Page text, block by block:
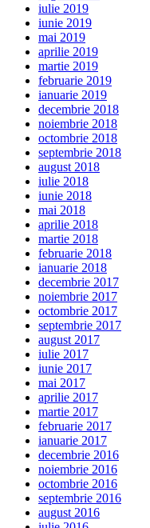
iulie 2019
iunie 2019
mai 2019
aprilie 2019
martie 2019
februarie 2019
ianuarie 2019
decembrie 2018
noiembrie 2018
octombrie 2018
septembrie 2018
august 2018
iulie 2018
iunie 2018
mai 2018
aprilie 2018
martie 2018
februarie 2018
ianuarie 2018
decembrie 2017
noiembrie 2017
octombrie 2017
septembrie 2017
august 2017
iulie 2017
iunie 2017
mai 2017
aprilie 2017
martie 2017
februarie 2017
ianuarie 2017
decembrie 2016
noiembrie 2016
octombrie 2016
septembrie 2016
august 2016